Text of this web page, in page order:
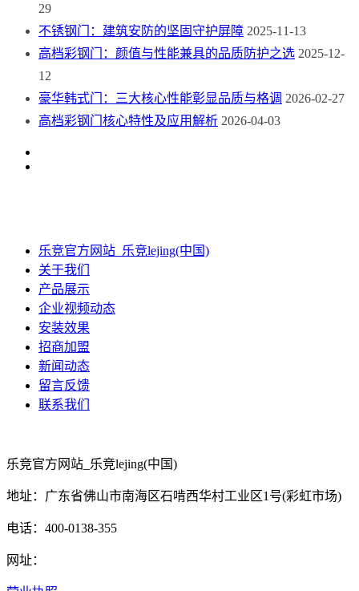
29
不锈钢门：建筑安防的坚固守护屏障 2025-11-13
高档彩钢门：颜值与性能兼具的品质防护之选 2025-12-
12
豪华韩式门：三大核心性能彰显品质与格调 2026-02-27
高档彩钢门核心特性及应用解析 2026-04-03
乐竞官方网站_乐竞lejing(中国)
关于我们
产品展示
企业视频动态
安装效果
招商加盟
新闻动态
留言反馈
联系我们
乐竞官方网站_乐竞lejing(中国)
地址：广东省佛山市南海区石啃西华村工业区1号(彩虹市场)
电话：400-0138-355
网址：